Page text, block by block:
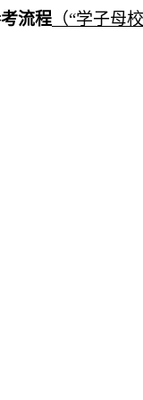
流程 （“学子母